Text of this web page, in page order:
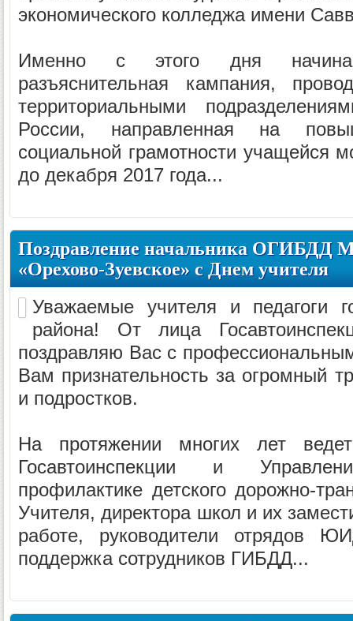
экономического колледжа имени
Именно с этого дня
разъяснительная кампания,
территориальными
России, направленная на
социальной грамотности учащейся
до декабря 2017 года...
Поздравление начальника ОГИБДД
«Орехово-Зуевское» с Днем учителя
Уважаемые учителя и педагоги
района! От лица
поздравляю Вас с
Вам признательность за огромный
и подростков.
На протяжении многих лет
Госавтоинспекции и
профилактике детского дорожно-
Учителя, директора школ и их
работе, руководители отрядов
поддержка сотрудников ГИБДД...